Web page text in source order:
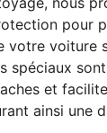
pour
votre voiture
spéciaux
et
ainsi une